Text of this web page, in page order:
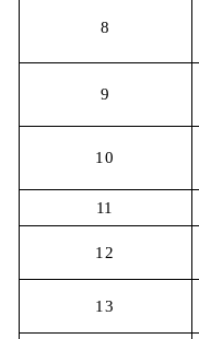
8
9
10
11
12
13